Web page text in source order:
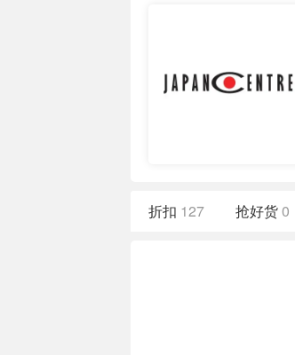
折扣 127 抢好货0